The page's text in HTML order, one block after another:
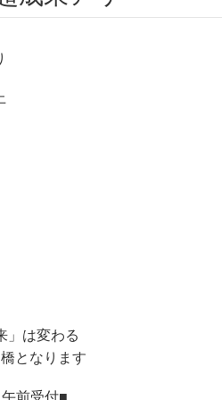
」は変わる
となります
前受付■